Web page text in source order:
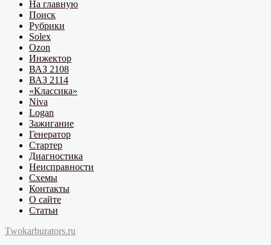
На главную
Поиск
Рубрики
Solex
Ozon
Инжектор
ВАЗ 2108
ВАЗ 2114
«Классика»
Niva
Logan
Зажигание
Генератор
Стартер
Диагностика
Неисправности
Схемы
Контакты
О сайте
Статьи
Twokarburators.ru